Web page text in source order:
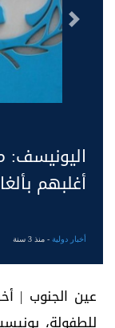
السابق
أغلبهم
أخبار دولية- منذ 3 سنة
عين الجنوب |